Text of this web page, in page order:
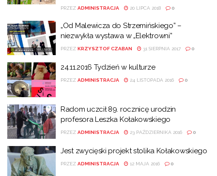
PRZEZ ADMINISTRACJA 20 LIPCA 2018 0
„Od Malewicza do Strzemińskiego” –
niezwykła wystawa w „Elektrowni”
PRZEZ KRZYSZTOF CZABAN 31 SIERPNIA 2017 0
24.11.2016 Tydzień w kulturze
PRZEZ ADMINISTRACJA 24 LISTOPADA 2016 0
Radom uczcił 89. rocznicę urodzin
profesora Leszka Kołakowskiego
PRZEZ ADMINISTRACJA 23 PAŹDZIERNIKA 2016 0
Jest zwycięski projekt stolika Kołakowskiego
PRZEZ ADMINISTRACJA 12 MAJA 2016 0